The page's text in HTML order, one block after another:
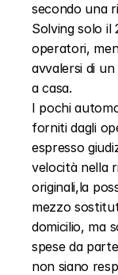
secondo una
Solving solo il
operatori,
avvalersi di
a casa.
I pochi
forniti dagli
espresso
velocità nella
originali,la
mezzo
domicilio, ma
spese da
non siano